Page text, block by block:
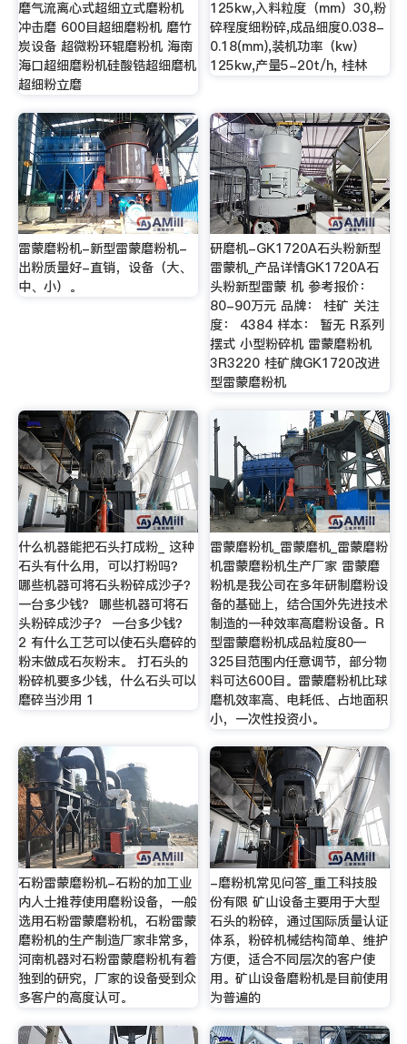
磨气流离心式超细立式磨粉机
冲击磨 600目超细磨粉机 磨竹
炭设备 超微粉环辊磨粉机 海南
海口超细磨粉机硅酸锆超细磨机
超细粉立磨
125kw,入料粒度（mm）30,粉
碎程度细粉碎,成品细度0.038-
0.18(mm),装机功率（kw）
125kw,产量5-20t/h, 桂林
雷蒙磨粉机-新型雷蒙磨粉机-
出粉质量好-直销，设备（大、
中、小）。
研磨机-GK1720A石头粉新型
雷蒙机_产品详情GK1720A石
头粉新型雷蒙 机 参考报价：
80-90万元 品牌： 桂矿 关注
度： 4384 样本： 暂无 R系列
摆式 小型粉碎机 雷蒙磨粉机
3R3220 桂矿牌GK1720改进
型雷蒙磨粉机
什么机器能把石头打成粉_ 这种
石头有什么用，可以打粉吗？
哪些机器可将石头粉碎成沙子？
一台多少钱？ 哪些机器可将石
头粉碎成沙子？ 一台多少钱？
2 有什么工艺可以使石头磨碎的
粉末做成石灰粉末。 打石头的
粉碎机要多少钱，什么石头可以
磨碎当沙用 1
雷蒙磨粉机_雷蒙磨机_雷蒙磨粉
机雷蒙磨粉机生产厂家 雷蒙磨
粉机是我公司在多年研制磨粉设
备的基础上，结合国外先进技术
制造的一种效率高磨粉设备。R
型雷蒙磨粉机成品粒度80—
325目范围内任意调节，部分物
料可达600目。雷蒙磨粉机比球
磨机效率高、电耗低、占地面积
小，一次性投资小。
石粉雷蒙磨粉机-石粉的加工业
内人士推荐使用磨粉设备，一般
选用石粉雷蒙磨粉机，石粉雷蒙
磨粉机的生产制造厂家非常多，
河南机器对石粉雷蒙磨粉机有着
独到的研究，厂家的设备受到众
多客户的高度认可。
-磨粉机常见问答_重工科技股
份有限 矿山设备主要用于大型
石头的粉碎，通过国际质量认证
体系，粉碎机械结构简单、维护
方便，适合不同层次的客户使
用。矿山设备磨粉机是目前使用
为普遍的